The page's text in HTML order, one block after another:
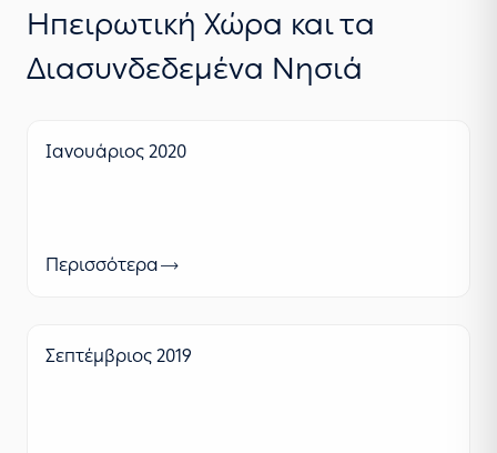
Ηπειρωτική Χώρα και τα
Διασυνδεδεμένα Νησιά
Ιανουάριος 2020
Περισσότερα
Σεπτέμβριος 2019